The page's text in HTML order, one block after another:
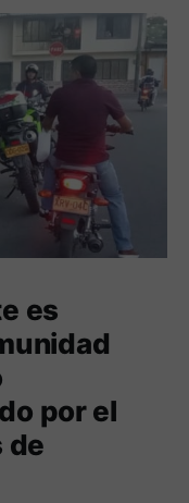
es
por el
de